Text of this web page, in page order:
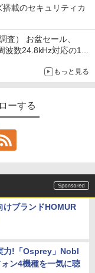
載のセキュリティカ
査） お盆セール、
数24.8kHz対応の17
もっと見る
ーする
けブランドHOMUR
力!「Osprey」Nobl
ン4機種を一気に聴